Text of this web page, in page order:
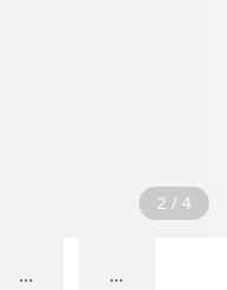
2 / 4
... ...